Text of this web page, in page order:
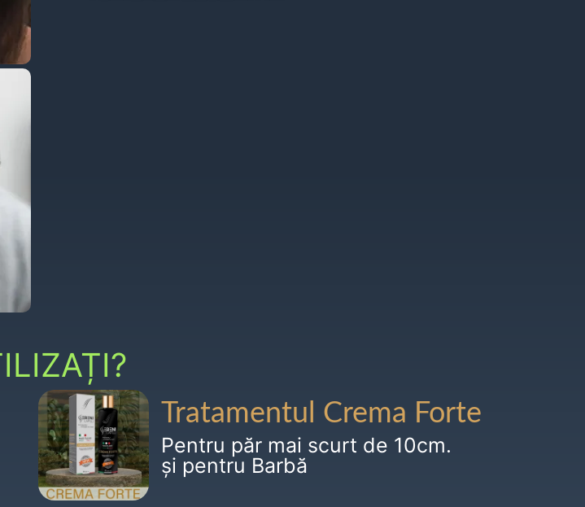
Tratamentul Crema Forte
Pentru păr mai scurt de 10cm.
și pentru Barbă